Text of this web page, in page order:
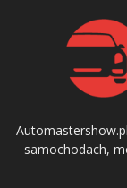
samochodach,